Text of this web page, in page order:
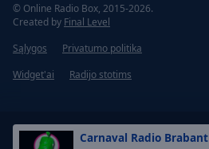
Carnaval Radio Brabant
© Online Radio Box, 2015-2026.
Created by Final Level
Sąlygos
Privatumo politika
Widget'ai
Radijo stotims